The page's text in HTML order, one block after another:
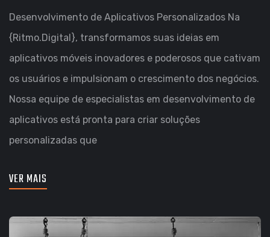
Desenvolvimento de Aplicativos Personalizados Na
{Ritmo.Digital}, transformamos suas ideias em
aplicativos móveis inovadores e poderosos que cativam
os usuários e impulsionam o crescimento dos negócios.
Nossa equipe de especialistas em desenvolvimento de
aplicativos está pronta para criar soluções
personalizadas que
VER MAIS